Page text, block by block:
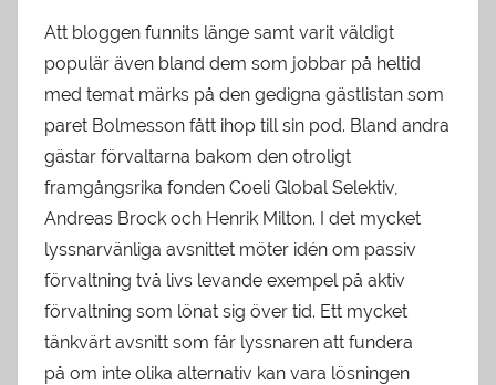
Att bloggen funnits länge samt varit väldigt
populär även bland dem som jobbar på heltid
med temat märks på den gedigna gästlistan som
paret Bolmesson fått ihop till sin pod. Bland andra
gästar förvaltarna bakom den otroligt
framgångsrika fonden Coeli Global Selektiv,
Andreas Brock och Henrik Milton. I det mycket
lyssnarvänliga avsnittet möter idén om passiv
förvaltning två livs levande exempel på aktiv
förvaltning som lönat sig över tid. Ett mycket
tänkvärt avsnitt som får lyssnaren att fundera
på om inte olika alternativ kan vara lösningen